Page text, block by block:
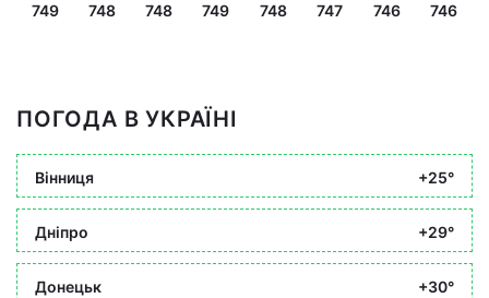
749 748 748 749 748 747 746 746
ПОГОДА В УКРАЇНІ
Вінниця +25°
Дніпро +29°
Донецьк +30°